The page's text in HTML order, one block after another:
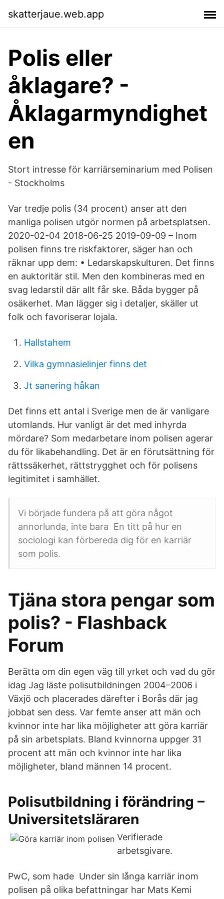
skatterjaue.web.app
Polis eller
åklagare? -
Åklagarmyndighet
en
Stort intresse för karriärseminarium med Polisen
- Stockholms
Var tredje polis (34 procent) anser att den
manliga polisen utgör normen på arbetsplatsen.
2020-02-04 2018-06-25 2019-09-09 – Inom
polisen finns tre riskfaktorer, säger han och
räknar upp dem: • Ledarskapskulturen. Det finns
en auktoritär stil. Men den kombineras med en
svag ledarstil där allt får ske. Båda bygger på
osäkerhet. Man lägger sig i detaljer, skäller ut
folk och favoriserar lojala.
Hallstahem
Vilka gymnasielinjer finns det
Jt sanering håkan
Det finns ett antal i Sverige men de är vanligare
utomlands. Hur vanligt är det med inhyrda
mördare? Som medarbetare inom polisen agerar
du för likabehandling. Det är en förutsättning för
rättssäkerhet, rättstrygghet och för polisens
legitimitet i samhället.
Vi började fundera på att göra något
annorlunda, inte bara En titt på hur en
sociologi kan förbereda dig för en karriär
som polis.
Tjäna stora pengar som
polis? - Flashback
Forum
Berätta om din egen väg till yrket och vad du gör
idag Jag läste polisutbildningen 2004–2006 i
Växjö och placerades därefter i Borås där jag
jobbat sen dess. Var femte anser att män och
kvinnor inte har lika möjligheter att göra karriär
på sin arbetsplats. Bland kvinnorna uppger 31
procent att män och kvinnor inte har lika
möjligheter, bland männen 14 procent.
Polisutbildning i förändring –
Universitetsläraren
Verifierade
arbetsgivare.
PwC, som hade Under sin långa karriär inom
polisen på olika befattningar har Mats Kemi